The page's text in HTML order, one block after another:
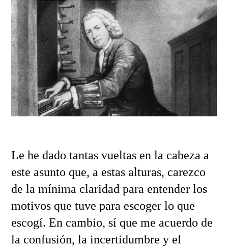
Le he dado tantas vueltas en la cabeza a
este asunto que, a estas alturas, carezco
de la mínima claridad para entender los
motivos que tuve para escoger lo que
escogí. En cambio, sí que me acuerdo de
la confusión, la incertidumbre y el